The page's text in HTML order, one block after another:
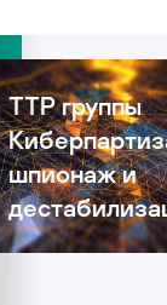
компании: риски
автомобильной
индустрии в 2026
году
TTP группы
шпионаж и